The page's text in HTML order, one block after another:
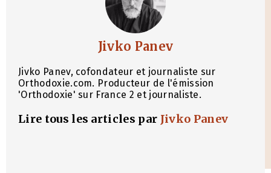
Jivko Panev
Jivko Panev, cofondateur et journaliste sur
Orthodoxie.com. Producteur de l'émission
'Orthodoxie' sur France 2 et journaliste.
Lire tous les articles par Jivko Panev